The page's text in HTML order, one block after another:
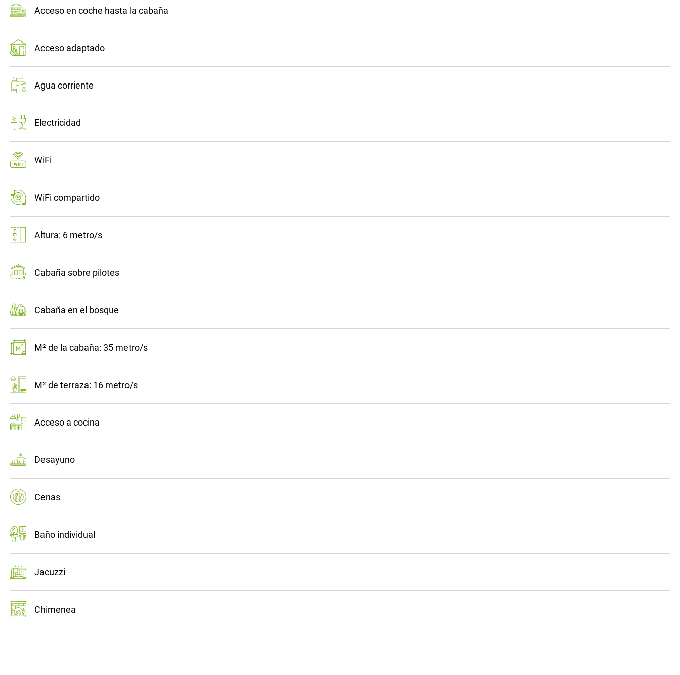
Acceso en coche hasta la cabaña
Acceso adaptado
Agua corriente
Electricidad
WiFi
WiFi compartido
Altura: 6 metro/s
Cabaña sobre pilotes
Cabaña en el bosque
M² de la cabaña: 35 metro/s
M² de terraza: 16 metro/s
Acceso a cocina
Desayuno
Cenas
Baño individual
Jacuzzi
Chimenea